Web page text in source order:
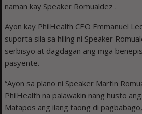
naman kay Speaker Romualdez .
Ayon kay PhilHealth CEO Emmanuel
suporta sila sa hiling ni Speaker
serbisyo at dagdagan ang mga
pasyente.
“Ayon sa plano ni Speaker Martin
PhilHealth na palawakin nang husto
Matapos ang ilang taong di